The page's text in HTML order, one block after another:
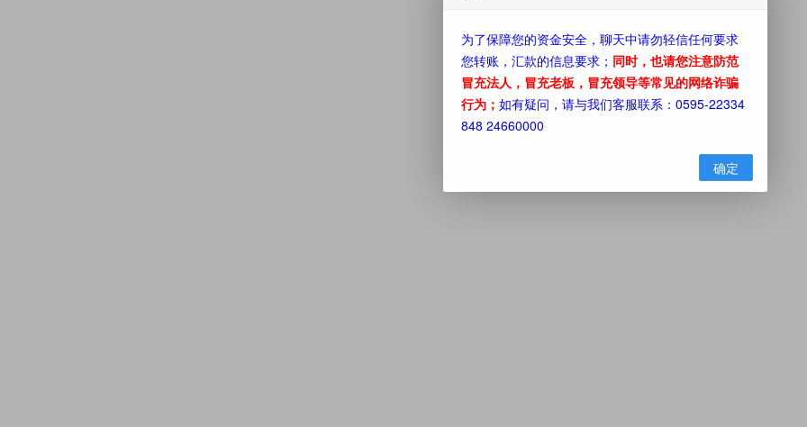
为了保障您的资金安全，聊天中请勿轻信任何要求
您转账，汇款的信息要求； 同时，也请您注意防范
冒充法人，冒充老板，冒充领导等常见的网络诈骗
行为； 如有疑问，请与我们客服联系：0595-22334
848 24660000
确定